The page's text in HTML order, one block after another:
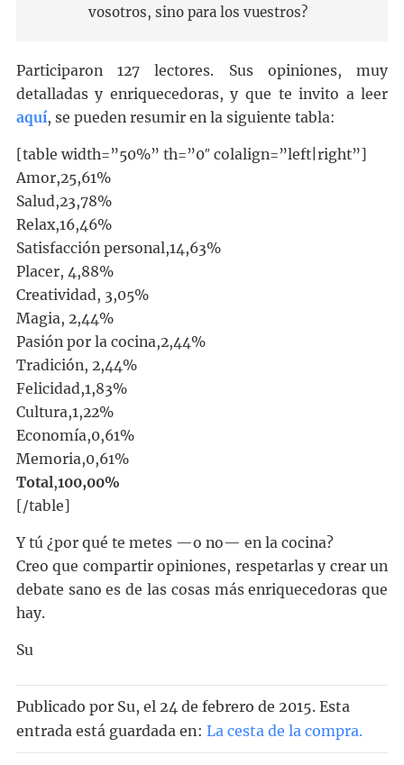
vosotros, sino para los vuestros?
Participaron 127 lectores. Sus opiniones, muy
detalladas y enriquecedoras, y que te invito a leer
aquí, se pueden resumir en la siguiente tabla:
[table width=”50%” th=”0″ colalign=”left|right”]
Amor,25,61%
Salud,23,78%
Relax,16,46%
Satisfacción personal,14,63%
Placer, 4,88%
Creatividad, 3,05%
Magia, 2,44%
Pasión por la cocina,2,44%
Tradición, 2,44%
Felicidad,1,83%
Cultura,1,22%
Economía,0,61%
Memoria,0,61%
Total,100,00%
[/table]
Y tú ¿por qué te metes —o no— en la cocina?
Creo que compartir opiniones, respetarlas y crear un
debate sano es de las cosas más enriquecedoras que
hay.
Su
Publicado por Su, el 24 de febrero de 2015. Esta
entrada está guardada en: La cesta de la compra.